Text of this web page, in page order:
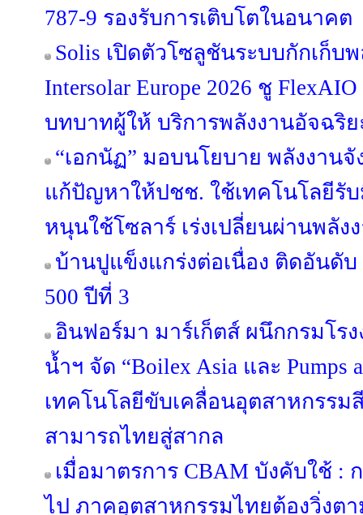
787-9 รองรับการเติบโตในอนาคต
Solis เปิดตัวโซลูชันระบบกักเก็บ
Intersolar Europe 2026 ชู
บทบาทผู้ให้ บริการพลังงานอัจฉริย
“เอกนัฏ” มอบนโยบาย พลังงาน
แก้ปัญหาให้ปชช. ใช้เทคโนโลยีรั
หนุนใช้โซลาร์ เร่งเปลี่ยนผ่านพลั
บ้านปูแข็งแกร่งต่อเนื่อง ติดอันดับ
500 ปีที่ 3
อินฟอร์มา มาร์เก็ตส์ ผนึกกรมโร
น้ำฯ จัด “Boilex Asia และ Pumps
เทคโนโลยีขับเคลื่อนอุตสาหกรรม
สามารถไทยสู่สากล
เมื่อมาตรการ CBAM บังคับใช้ :
ไป ภาคอุตสาหกรรมไทยต้องวิ่งตา